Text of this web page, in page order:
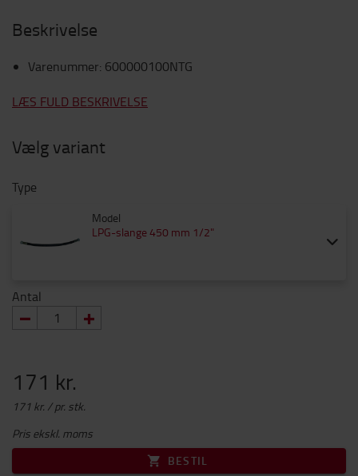
Beskrivelse
Varenummer: 600000100NTG
LÆS FULD BESKRIVELSE
Vælg variant
Type
Model
LPG-slange 450 mm 1/2"
Antal
171 kr.
171 kr. / pr. stk.
Pris ekskl. moms
BESTIL